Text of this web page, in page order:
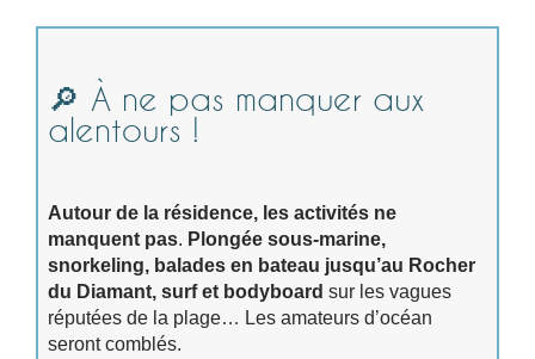
🔎 À ne pas manquer aux
alentours !
Autour de la résidence, les activités ne
manquent pas. Plongée sous-marine,
snorkeling, balades en bateau jusqu’au Rocher
du Diamant, surf et bodyboard sur les vagues
réputées de la plage… Les amateurs d’océan
seront comblés.